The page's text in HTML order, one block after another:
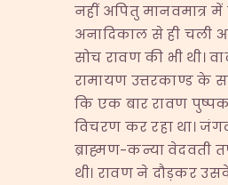
नहीं अपितु मानवमात्र में
अनादिकाल से ही चली आ
सोच रावण की भी थी।
रामायण उत्तरकाण्ड के
कि एक बार रावण
विचरण कर रहा था।
ब्राह्मण-कन्या वेदवती
थी। रावण ने दौड़कर